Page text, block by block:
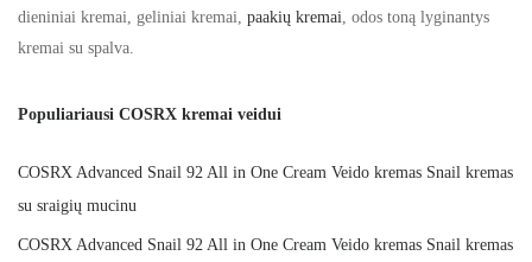
dieniniai kremai, geliniai kremai, paakių kremai, odos toną lyginantys
kremai su spalva.
Populiariausi COSRX kremai veidui
COSRX Advanced Snail 92 All in One Cream Veido kremas Snail kremas
su sraigių mucinu
COSRX Advanced Snail 92 All in One Cream Veido kremas Snail kremas